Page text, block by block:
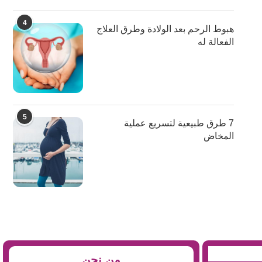
4
هبوط الرحم بعد الولادة وطرق العلاج
الفعالة له
5
7 طرق طبيعية لتسريع عملية
المخاض
من نحن